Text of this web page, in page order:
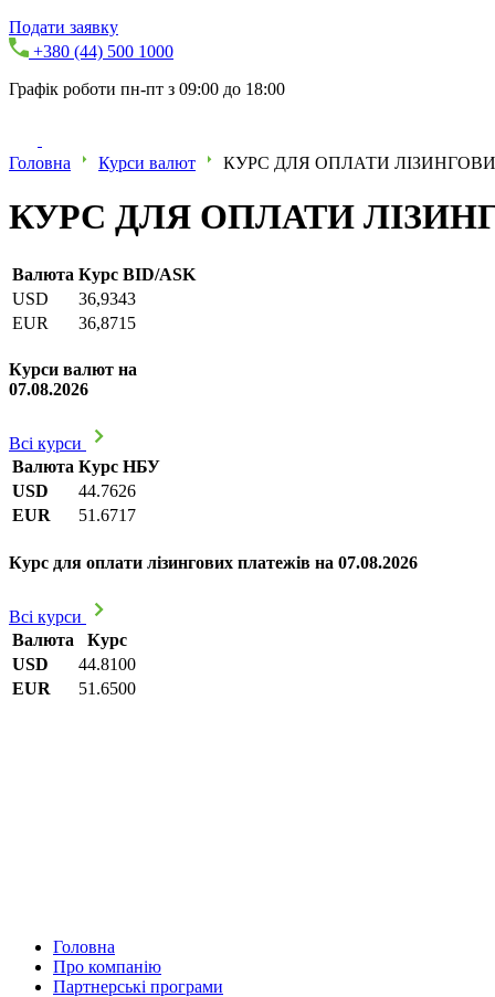
Подати заявку
+380 (44) 500 1000
Графік роботи пн-пт з 09:00 до 18:00
Головна Курси валют КУРС ДЛЯ ОПЛАТИ
КУРС ДЛЯ ОПЛАТИ
Валюта Курс BID/ASK
USD
36,9343
EUR
36,8715
Курси валют на
07.08.2026
Всі курси
Валюта Курс НБУ
USD
44.7626
EUR
51.6717
Курс для оплати лізингових платежів на 07.08.2026
Всі курси
Валюта
Курс
USD
44.8100
EUR
51.6500
Головна
Про компанію
Партнерські програми